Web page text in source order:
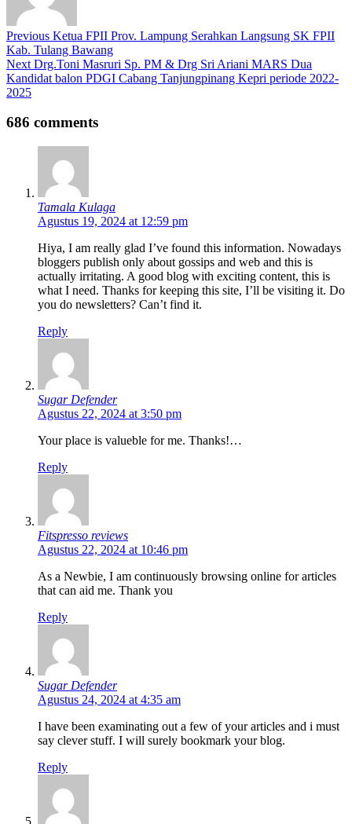
Previous Ketua FPII Prov. Lampung Serahkan Langsung SK FPII
Kab. Tulang Bawang
Next Drg.Toni Masruri Sp. PM & Drg Sri Ariani MARS Dua
Kandidat balon PDGI Cabang Tanjungpinang Kepri periode 2022-
2025
686 comments
Tamala Kulaga
Agustus 19, 2024 at 12:59 pm
Hiya, I am really glad I’ve found this information. Nowadays
bloggers publish only about gossips and web and this is
actually irritating. A good blog with exciting content, this is
what I need. Thanks for keeping this site, I’ll be visiting it. Do
you do newsletters? Can’t find it.
Reply
Sugar Defender
Agustus 22, 2024 at 3:50 pm
Your place is valueble for me. Thanks!…
Reply
Fitspresso reviews
Agustus 22, 2024 at 10:46 pm
As a Newbie, I am continuously browsing online for articles
that can aid me. Thank you
Reply
Sugar Defender
Agustus 24, 2024 at 4:35 am
I have been examinating out a few of your articles and i must
say clever stuff. I will surely bookmark your blog.
Reply